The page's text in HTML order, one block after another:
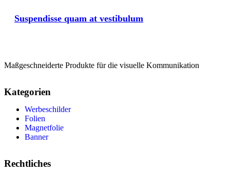
Suspendisse quam at vestibulum
Maßgeschneiderte Produkte für die visuelle Kommunikation
Kategorien
Werbeschilder
Folien
Magnetfolie
Banner
Rechtliches